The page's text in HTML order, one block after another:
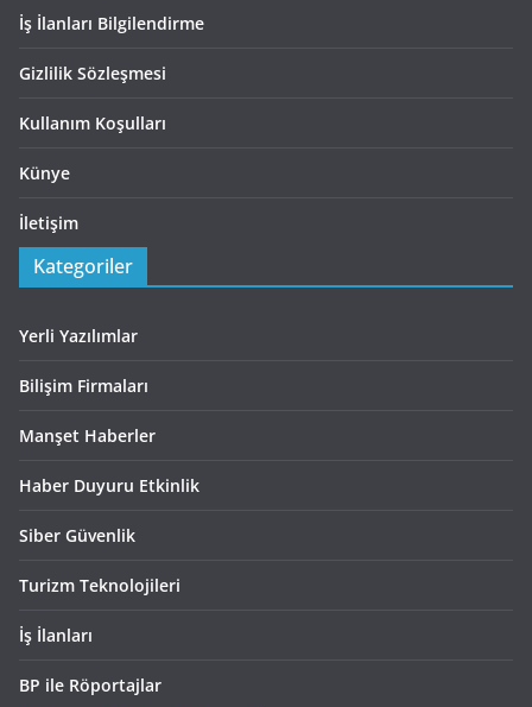
İş İlanları Bilgilendirme
Gizlilik Sözleşmesi
Kullanım Koşulları
Künye
İletişim
Kategoriler
Yerli Yazılımlar
Bilişim Firmaları
Manşet Haberler
Haber Duyuru Etkinlik
Siber Güvenlik
Turizm Teknolojileri
İş İlanları
BP ile Röportajlar